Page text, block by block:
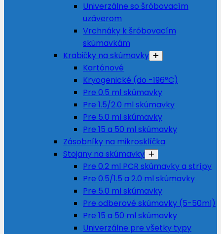
Univerzálne so šróbovacím
uzáverom
Vrchnáky k šróbovacím
skúmavkám
Krabičky na skúmavky
Kartónové
Kryogenické (do -196°C)
Pre 0.5 ml skúmavky
Pre 1.5/2.0 ml skúmavky
Pre 5.0 ml skúmavky
Pre 15 a 50 ml skúmavky
Zásobníky na mikrosklíčka
Stojany na skúmavky
Pre 0.2 ml PCR skúmavky a strípy
Pre 0.5/1.5 a 2.0 ml skúmavky
Pre 5.0 ml skúmavky
Pre odberové skúmavky (5-50ml)
Pre 15 a 50 ml skúmavky
Univerzálne pre všetky typy